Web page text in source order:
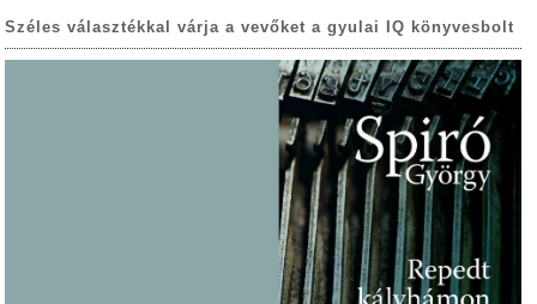
Széles választékkal várja a vevőket a gyulai IQ könyvesbolt